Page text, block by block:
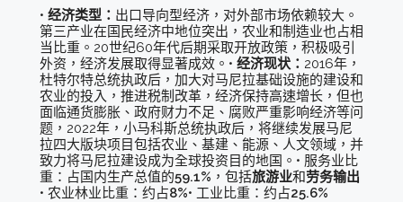
• 经济类型： 出口导向型经济，对外部市场依赖较大。
第三产业在国民经济中地位突出，农业和制造业也占相
当比重。20世纪60年代后期采取开放政策，积极吸引
外资，经济发展取得显著成效。• 经济现状： 2016年，
杜特尔特总统执政后，加大对马尼拉基础设施的建设和
农业的投入，推进税制改革，经济保持高速增长，但也
面临通货膨胀、政府财力不足、腐败严重影响经济等问
题，2022年，小马科斯总统执政后，将继续发展马尼
拉四大版块项目包括农业、基建、能源、人文领域，并
致力将马尼拉建设成为全球投资目的地国。• 服务业比
重：占国内生产总值的59.1% ，包括旅游业和劳务输出
• 农业林业比重：约占8%• 工业比重：约占25.6%